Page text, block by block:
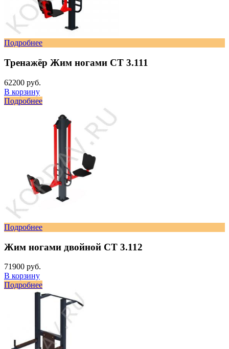
Подробнее
Тренажёр Жим ногами СТ 3.111
62200 руб.
В корзину
Подробнее
Подробнее
Жим ногами двойной СТ 3.112
71900 руб.
В корзину
Подробнее